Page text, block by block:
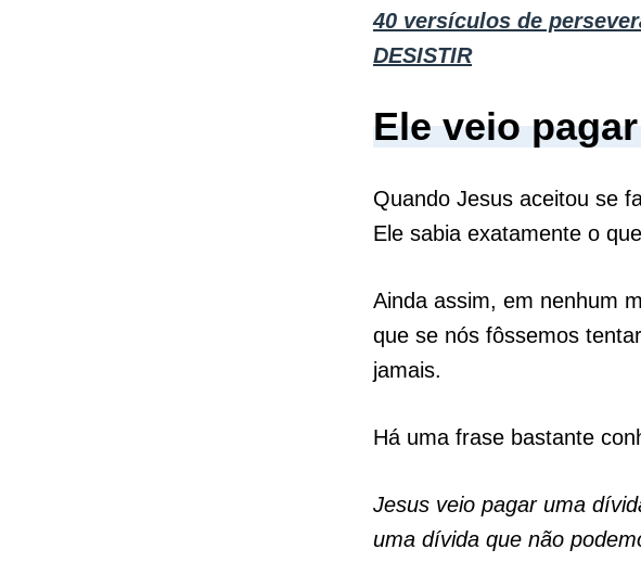
40 versículos de
DESISTIR
Ele veio
Quando Jesus aceitou se
Ele sabia exatamente o
Ainda assim, em nenhum
que se nós fôssemos
jamais.
Há uma frase bastante
Jesus veio pagar uma
uma dívida que não